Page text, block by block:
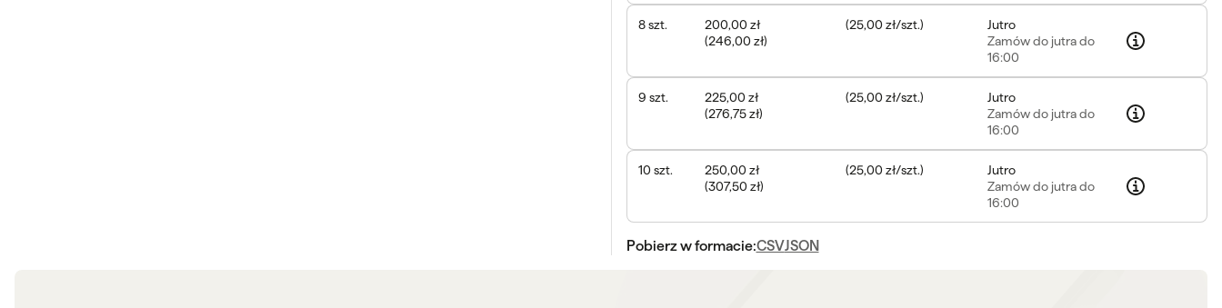
8 szt.
200,00 zł
(246,00 zł)
(25,00 zł/szt.)
Jutro
Zamówdo jutra do
16:00
9 szt.
225,00 zł
(276,75 zł)
(25,00 zł/szt.)
Jutro
Zamówdo jutra do
16:00
10 szt.
250,00 zł
(307,50 zł)
(25,00 zł/szt.)
Jutro
Zamówdo jutra do
16:00
Pobierz w formacie:CSVJSON